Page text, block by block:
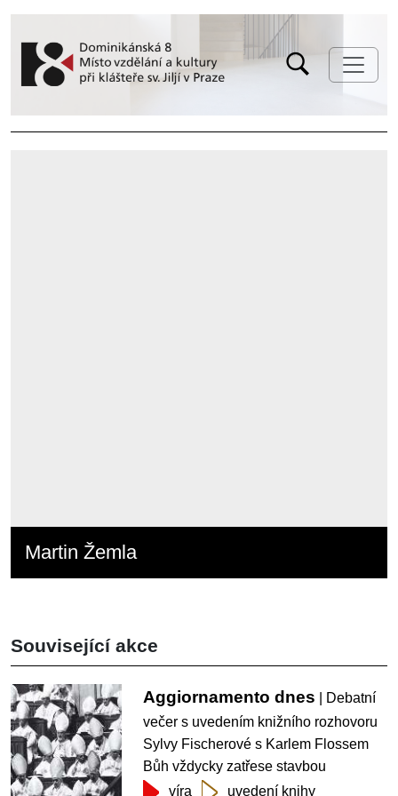
Martin Žemla
Související akce
Aggiornamento dnes | Debatní
večer s uvedením knižního rozhovoru
Sylvy Fischerové s Karlem Flossem
Bůh vždycky zatřese stavbou
víra
uvedení knihy